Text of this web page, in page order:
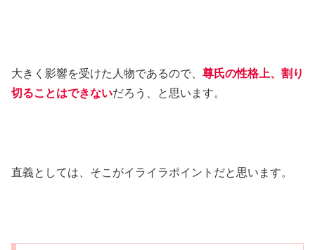
大きく影響を受けた人物であるので、 尊氏の性格上、割り
切ることはできないだろう、と思います。
直義としては、そこがイライラポイントだと思います。